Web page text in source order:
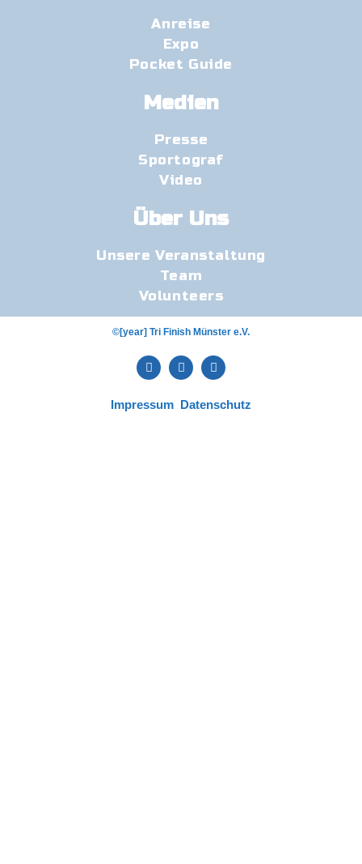
Anreise
Expo
Pocket Guide
Medien
Presse
Sportograf
Video
Über Uns
Unsere Veranstaltung
Team
Volunteers
©[year] Tri Finish Münster e.V.
Impressum Datenschutz